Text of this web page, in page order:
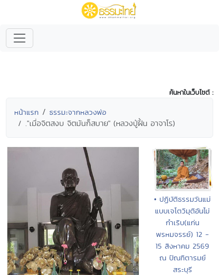
ค้นหาในเว็บไซต์ :
หน้าแรก ธรรมะจากหลวงพ่อ
."เมื่อจิตสงบ จิตมันก็สบาย" (หลวงปู่ฝั้น อาจาโร)
• ปฏิบัติธรรมวันแม่
แบบเจโตวิมุติอันไม่
กำเริบ(แก่น
พรหมจรรย์) 12 -
15 สิงหาคม 2569
ณ ปัณฑิตารมย์
สระบุรี